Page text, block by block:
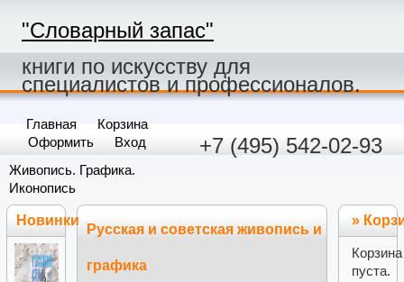
"Словарный запас"
книги по искусству для
специалистов и профессионалов.
+7 (495) 542-02-93
Главная
Корзина
Оформить
Вход
Живопись. Графика.
Иконопись
Русская и советская живопись и
графика
Новинки »
Корзина
пуста.